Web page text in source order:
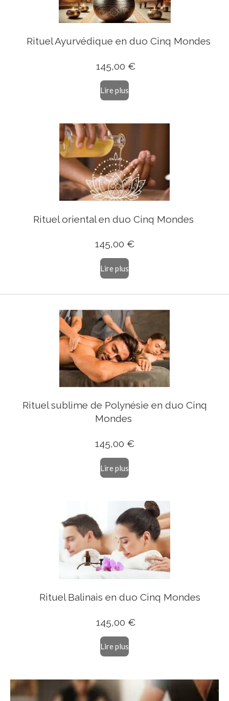
Rituel Ayurvédique en duo Cinq Mondes
145,00 €
Lire plus
Rituel oriental en duo Cinq Mondes
145,00 €
Lire plus
Rituel sublime de Polynésie en duo Cinq
Mondes
145,00 €
Lire plus
Rituel Balinais en duo Cinq Mondes
145,00 €
Lire plus